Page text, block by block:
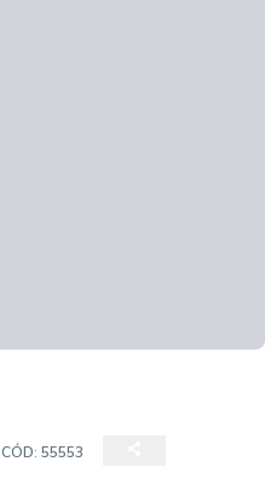
CÓD: 55553